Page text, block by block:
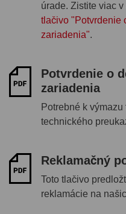
úrade. Zistite viac v
tlačivo "Potvrdenie
zariadenia".
Potvrdenie o
zariadenia
Potrebné k
technického
Reklamačný
Toto tlačivo
reklamácie na